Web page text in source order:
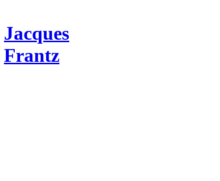
Jacques
Frantz